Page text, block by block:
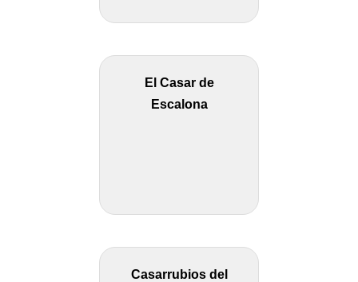
El Casar de
Escalona
Casarrubios del